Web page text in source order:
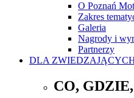
O Poznań
Zakres
Galeria
Nagrody i
Partnerzy
DLA
CO,